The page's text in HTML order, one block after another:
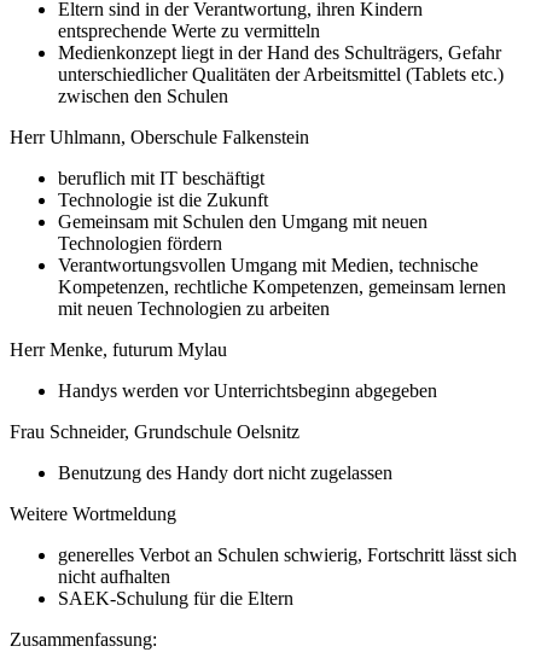
Eltern sind in der Verantwortung, ihren Kindern
entsprechende Werte zu vermitteln
Medienkonzept liegt in der Hand des Schulträgers, Gefahr
unterschiedlicher Qualitäten der Arbeitsmittel (Tablets etc.)
zwischen den Schulen
Herr Uhlmann, Oberschule Falkenstein
beruflich mit IT beschäftigt
Technologie ist die Zukunft
Gemeinsam mit Schulen den Umgang mit neuen
Technologien fördern
Verantwortungsvollen Umgang mit Medien, technische
Kompetenzen, rechtliche Kompetenzen, gemeinsam lernen
mit neuen Technologien zu arbeiten
Herr Menke, futurum Mylau
Handys werden vor Unterrichtsbeginn abgegeben
Frau Schneider, Grundschule Oelsnitz
Benutzung des Handy dort nicht zugelassen
Weitere Wortmeldung
generelles Verbot an Schulen schwierig, Fortschritt lässt sich
nicht aufhalten
SAEK-Schulung für die Eltern
Zusammenfassung: